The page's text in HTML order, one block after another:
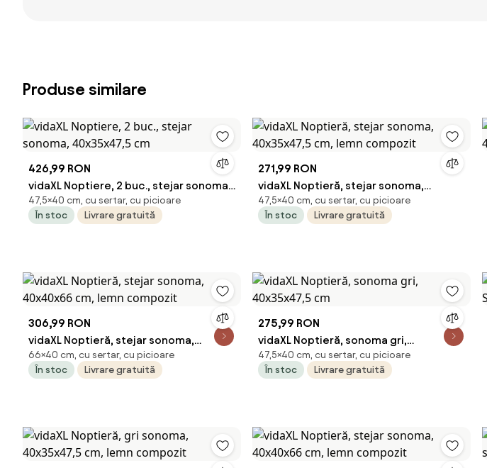
Produse similare
426,99 RON
vidaXL Noptiere, 2 buc., stejar sonoma,
40x35x47,5 cm
47,5×40 cm, cu sertar, cu picioare
În stoc
Livrare gratuită
271,99 RON
vidaXL Noptieră, stejar sonoma,
40x35x47,5 cm, lemn compozit
47,5×40 cm, cu sertar, cu picioare
În stoc
Livrare gratuită
306,99 RON
vidaXL Noptieră, stejar sonoma,
40x40x66 cm, lemn compozit
66×40 cm, cu sertar, cu picioare
În stoc
Livrare gratuită
275,99 RON
vidaXL Noptieră, sonoma gri,
40x35x47,5 cm
47,5×40 cm, cu sertar, cu picioare
În stoc
Livrare gratuită